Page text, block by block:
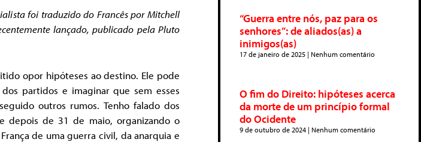
foi traduzido do Francês por Mitchell
lançado, publicado pela Pluto
opor hipóteses ao destino. Ele pode
partidos e imaginar que sem esses
outros rumos. Tenho falado dos
depois de 31 de maio, organizando o
de uma guerra civil, da anarquia e
“Guerra entre nós, paz para os
senhores”: de aliados(as) a
inimigos(as)
17 de janeiro de 2025 Nenhum comentário
O fim do Direito: hipóteses acerca
da morte de um princípio formal
do Ocidente
9 de outubro de 2024 Nenhum comentário